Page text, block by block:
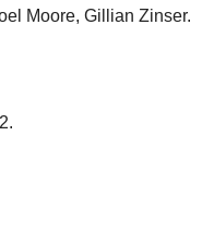
Moore, Gillian Zinser.